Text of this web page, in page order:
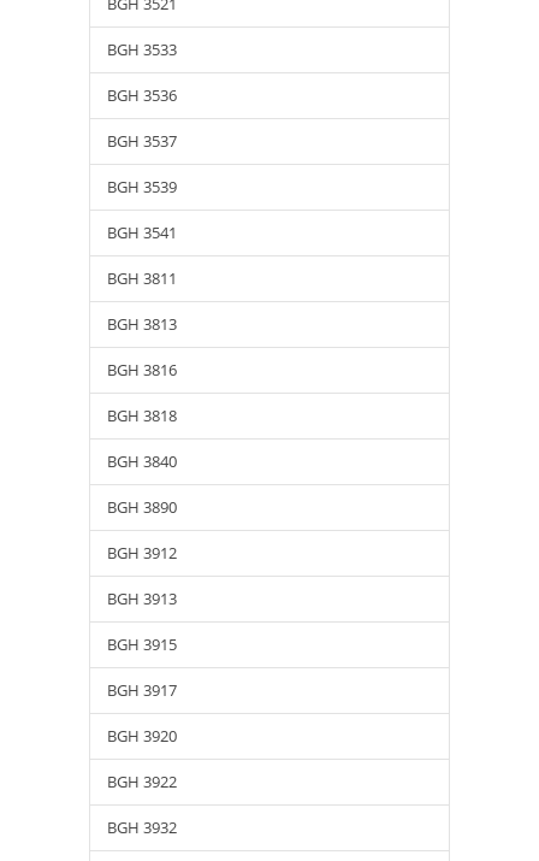
BGH 3533
BGH 3536
BGH 3537
BGH 3539
BGH 3541
BGH 3811
BGH 3813
BGH 3816
BGH 3818
BGH 3840
BGH 3890
BGH 3912
BGH 3913
BGH 3915
BGH 3917
BGH 3920
BGH 3922
BGH 3932